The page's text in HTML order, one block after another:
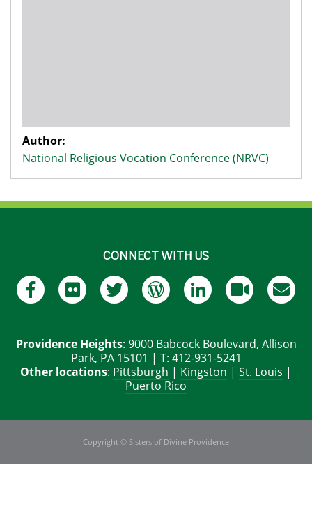
Author:
National Religious Vocation Conference (NRVC)
CONNECT WITH US
Providence Heights: 9000 Babcock Boulevard, Allison
Park, PA 15101 | T: 412-931-5241
Other locations: Pittsburgh | Kingston | St. Louis |
Puerto Rico
Copyright © Sisters of Divine Providence